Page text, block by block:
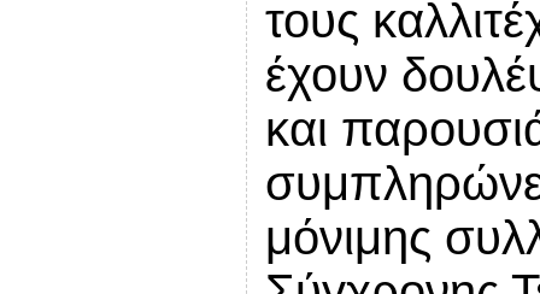
τους
έχουν
και
μόνιμης